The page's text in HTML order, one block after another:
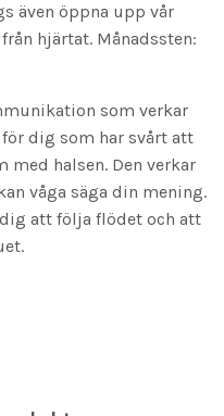
även öppna upp vår
hjärtat. Månadssten:
som verkar
dig som har svårt att
halsen. Den verkar
våga säga din mening.
att följa flödet och att